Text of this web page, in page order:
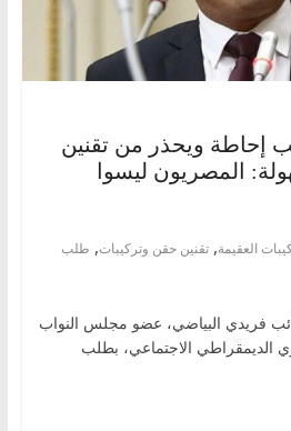
إحاطة ويحذر من تقنين
المصريون ليسوا
العقيمة, تقنين حقن وتركيبات, طلب
فريدي البياضي، عضو مجلس النواب
الديمقراطي الاجتماعي، بطلب